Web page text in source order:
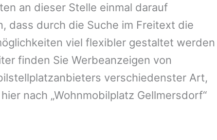
an dieser Stelle einmal darauf
dass durch die Suche im Freitext die
viel flexibler gestaltet werden
finden Sie Werbeanzeigen von
verschiedenster Art,
nach „Wohnmobilplatz Gellmersdorf“